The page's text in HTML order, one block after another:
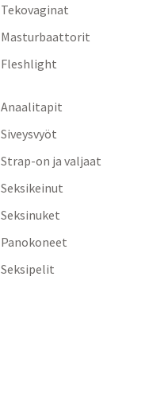
Tekovaginat
Masturbaattorit
Fleshlight
Anaalitapit
Siveysvyöt
Strap-on ja valjaat
Seksikeinut
Seksinuket
Panokoneet
Seksipelit